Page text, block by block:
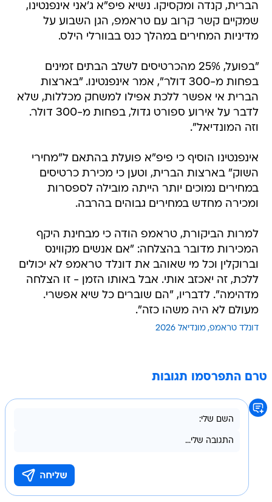
הברית, קנדה ומקסיקו. נשיא פיפ"א ג'אני אינפנטינו,
שמקיים קשר קרוב עם טראמפ, הגן השבוע על
מדיניות המחירים במהלך כנס בבוורלי הילס.
"בפועל, 25% מהכרטיסים לשלב הבתים זמינים
בפחות מ-300 דולר", אמר אינפנטינו. "בארצות
הברית אי אפשר ללכת אפילו למשחק מכללות, שלא
לדבר על אירוע ספורט גדול, בפחות מ-300 דולר.
וזה המונדיאל".
אינפנטינו הוסיף כי פיפ"א פועלת בהתאם ל"מחירי
השוק" בארצות הברית, וטען כי מכירת כרטיסים
במחירים נמוכים יותר הייתה מובילה לספסרות
ומכירה מחדש במחירים גבוהים בהרבה.
למרות הביקורת, טראמפ הודה כי מבחינת היקף
המכירות מדובר בהצלחה: "אם אנשים מקווינס
וברוקלין וכל מי שאוהב את דונלד טראמפ לא יכולים
ללכת, זה יאכזב אותי. אבל באותו הזמן - זו הצלחה
מדהימה". לדבריו, "הם שוברים כל שיא אפשרי.
מעולם לא היה משהו כזה".
דונלד טראמפ מונדיאל 2026
טרם התפרסמו תגובות